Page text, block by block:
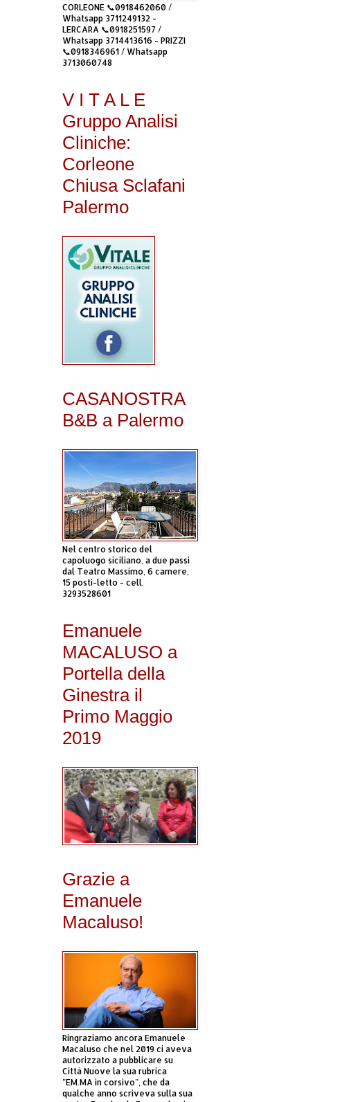
CORLEONE 📞0918462060 /
Whatsapp 3711249132 -
LERCARA 📞0918251597 /
Whatsapp 3714413616 - PRIZZI
📞0918346961 / Whatsapp
3713060748
V I T A L E
Gruppo Analisi
Cliniche:
Corleone
Chiusa Sclafani
Palermo
CASANOSTRA
B&B a Palermo
Nel centro storico del
capoluogo siciliano, a due passi
dal Teatro Massimo, 6 camere,
15 posti-letto - cell.
3293528601
Emanuele
MACALUSO a
Portella della
Ginestra il
Primo Maggio
2019
Grazie a
Emanuele
Macaluso!
Ringraziamo ancora Emanuele
Macaluso che nel 2019 ci aveva
autorizzato a pubblicare su
Città Nuove la sua rubrica
"EM.MA in corsivo", che da
qualche anno scriveva sulla sua